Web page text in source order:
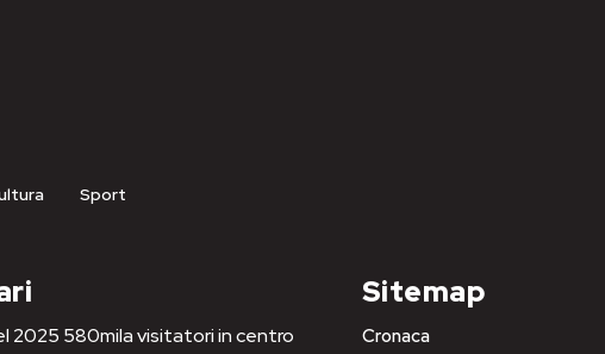
Sport
2025 580mila visitatori in centro
Sitemap
Cronaca